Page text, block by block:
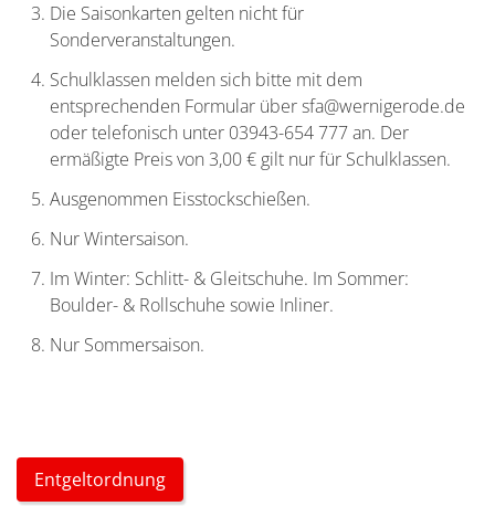
Die Saisonkarten gelten nicht für
Sonderveranstaltungen.
Schulklassen melden sich bitte mit dem
entsprechenden Formular über sfa@wernigerode.de
oder telefonisch unter 03943-654 777 an. Der
ermäßigte Preis von 3,00 € gilt nur für Schulklassen.
Ausgenommen Eisstockschießen.
Nur Wintersaison.
Im Winter: Schlitt- & Gleitschuhe. Im Sommer:
Boulder- & Rollschuhe sowie Inliner.
Nur Sommersaison.
Entgeltordnung